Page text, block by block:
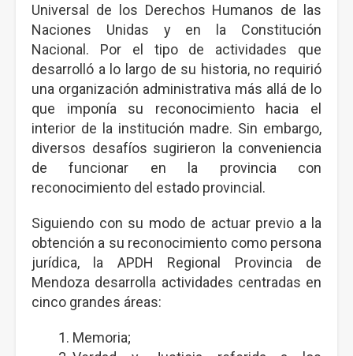
Universal de los Derechos Humanos de las
Naciones Unidas y en la Constitución
Nacional. Por el tipo de actividades que
desarrolló a lo largo de su historia, no requirió
una organización administrativa más allá de lo
que imponía su reconocimiento hacia el
interior de la institución madre. Sin embargo,
diversos desafíos sugirieron la conveniencia
de funcionar en la provincia con
reconocimiento del estado provincial.
Siguiendo con su modo de actuar previo a la
obtención a su reconocimiento como persona
jurídica, la APDH Regional Provincia de
Mendoza desarrolla actividades centradas en
cinco grandes áreas:
Memoria;